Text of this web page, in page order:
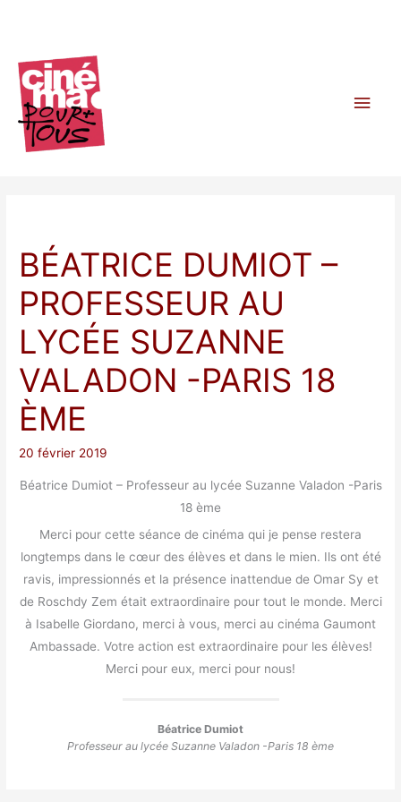
BÉATRICE DUMIOT –
PROFESSEUR AU
LYCÉE SUZANNE
VALADON -PARIS 18
ÈME
20 février 2019
Béatrice Dumiot – Professeur au lycée Suzanne Valadon -Paris
18 ème
Merci pour cette séance de cinéma qui je pense restera
longtemps dans le cœur des élèves et dans le mien. Ils ont été
ravis, impressionnés et la présence inattendue de Omar Sy et
de Roschdy Zem était extraordinaire pour tout le monde. Merci
à Isabelle Giordano, merci à vous, merci au cinéma Gaumont
Ambassade. Votre action est extraordinaire pour les élèves!
Merci pour eux, merci pour nous!
Béatrice Dumiot
Professeur au lycée Suzanne Valadon -Paris 18 ème